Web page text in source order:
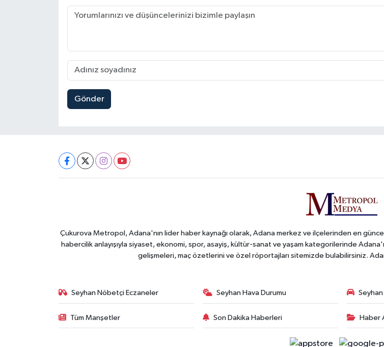
Gönder
Çukurova Metropol, Adana'nın lider haber kaynağı olarak, Adana merkez ve ilçelerinden en
habercilik anlayışıyla siyaset, ekonomi, spor, asayiş, kültür-sanat ve yaşam kategorilerinde
gelişmeleri, maç özetlerini ve özel röportajları sitemizde bulabilirsiniz.
Seyhan Nöbetçi Eczaneler Seyhan Hava Durumu
Tüm Manşetler Son Dakika Haberleri Haber